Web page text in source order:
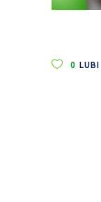
0 LUBI